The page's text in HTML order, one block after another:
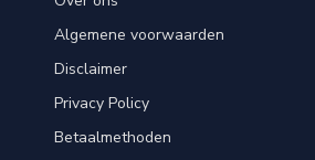
Algemene voorwaarden
Disclaimer
Privacy Policy
Betaalmethoden